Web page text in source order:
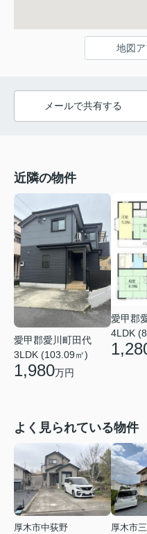
地図
メールで共有する
近隣の物件
愛甲郡愛川町田代
3LDK (103.09㎡)
1,980万円
愛甲郡
4LDK
よく見られている物件
厚木市中荻野
厚木市